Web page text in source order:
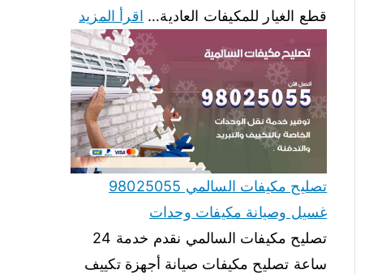
قطع الغيار للمكيفات العادية… اقرأ المزيد
تصليح مكيفات السالمي 98025055
غسيل وصيانة مكيفات وحدات
تصليح مكيفات السالمي نقدم خدمة 24
ساعة تصليح مكيفات صيانة أجهزة تكييف